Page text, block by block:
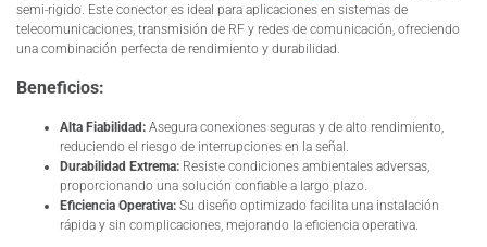
semi-rigido. Este conector es ideal para aplicaciones en sistemas de
telecomunicaciones, transmisión de RF y redes de comunicación, ofreciendo
una combinación perfecta de rendimiento y durabilidad.
Beneficios:
Alta Fiabilidad: Asegura conexiones seguras y de alto rendimiento,
reduciendo el riesgo de interrupciones en la señal.
Durabilidad Extrema: Resiste condiciones ambientales adversas,
proporcionando una solución confiable a largo plazo.
Eficiencia Operativa: Su diseño optimizado facilita una instalación
rápida y sin complicaciones, mejorando la eficiencia operativa.